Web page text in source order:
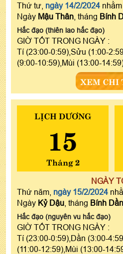
Thứ tư, ngày 14/2/2024
Ngày Mậu Thân , tháng Bính
Hắc đạo (thiên lao hắc đạo)
GIỜ TỐT TRONG NGÀY :
Tí (23:00-0:59),Sửu (1:00-
(9:00-10:59),Mùi (13:00-
XEM CHI
LỊCH DƯƠNG
15
Tháng 2
NGÀY
Thứ năm, ngày 15/2/2024
Ngày Kỷ Dậu , tháng Bính Dần
Hắc đạo (nguyên vu hắc đạo)
GIỜ TỐT TRONG NGÀY :
Tí (23:00-0:59),Dần (3:00-
(11:00-12:59),Mùi (13:00-